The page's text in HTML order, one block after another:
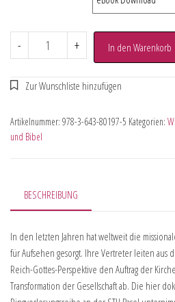
- + In den Warenkorb
Artikelnummer: 978-3-643-80197-5 Kategorien:
und Bibel
BESCHREIBUNG
In den letzten Jahren hat weltweit die
für Aufsehen gesorgt. Ihre Vertreter leiten aus
Reich-Gottes-Perspektive den Auftrag der
Transformation der Gesellschaft ab. Die hier